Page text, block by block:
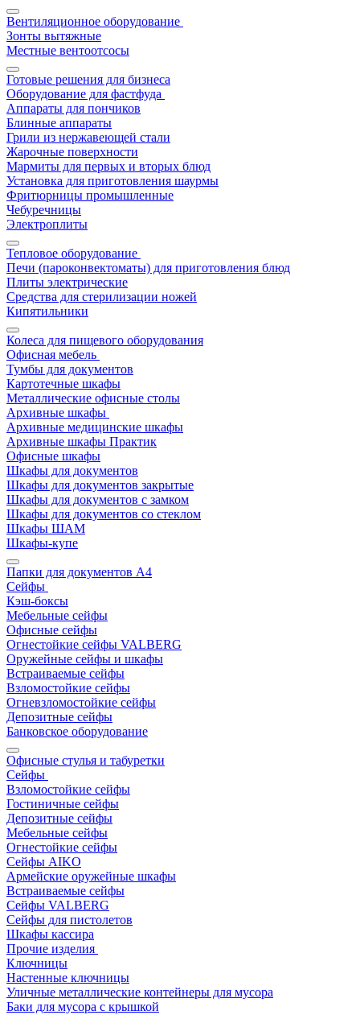
Вентиляционное оборудование
Зонты вытяжные
Местные вентоотсосы
Готовые решения для бизнеса
Оборудование для фастфуда
Аппараты для пончиков
Блинные аппараты
Грили из нержавеющей стали
Жарочные поверхности
Мармиты для первых и вторых блюд
Установка для приготовления шаурмы
Фритюрницы промышленные
Чебуречницы
Электроплиты
Тепловое оборудование
Печи (пароконвектоматы) для приготовления блюд
Плиты электрические
Средства для стерилизации ножей
Кипятильники
Колеса для пищевого оборудования
Офисная мебель
Тумбы для документов
Картотечные шкафы
Металлические офисные столы
Архивные шкафы
Архивные медицинские шкафы
Архивные шкафы Практик
Офисные шкафы
Шкафы для документов
Шкафы для документов закрытые
Шкафы для документов с замком
Шкафы для документов со стеклом
Шкафы ШАМ
Шкафы-купе
Папки для документов A4
Сейфы
Кэш-боксы
Мебельные сейфы
Офисные сейфы
Огнестойкие сейфы VALBERG
Оружейные сейфы и шкафы
Встраиваемые сейфы
Взломостойкие сейфы
Огневзломостойкие сейфы
Депозитные сейфы
Банковское оборудование
Офисные стулья и табуретки
Сейфы
Взломостойкие сейфы
Гостиничные сейфы
Депозитные сейфы
Мебельные сейфы
Огнестойкие сейфы
Сейфы AIKO
Армейские оружейные шкафы
Встраиваемые сейфы
Сейфы VALBERG
Сейфы для пистолетов
Шкафы кассира
Прочие изделия
Ключницы
Настенные ключницы
Уличные металлические контейнеры для мусора
Баки для мусора с крышкой